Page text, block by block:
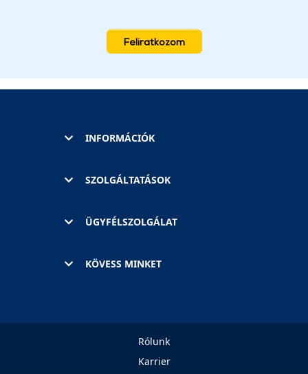
Feliratkozom
INFORMÁCIÓK
SZOLGÁLTATÁSOK
ÜGYFÉLSZOLGÁLAT
KÖVESS MINKET
Rólunk
Karrier